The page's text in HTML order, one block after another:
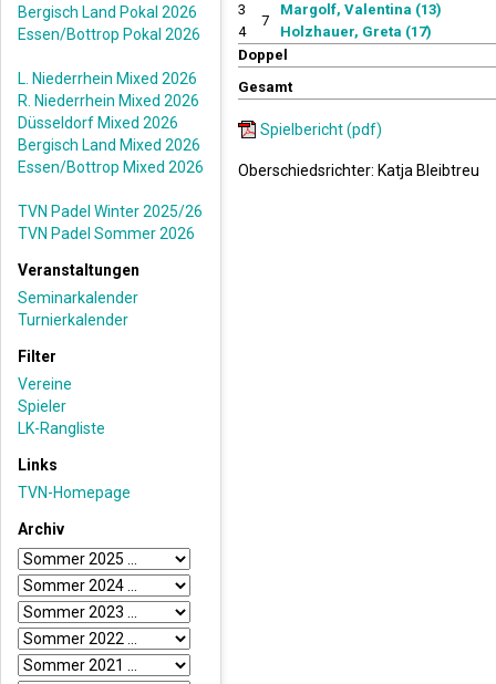
Bergisch Land Pokal 2026
Essen/Bottrop Pokal 2026
L. Niederrhein Mixed 2026
R. Niederrhein Mixed 2026
Düsseldorf Mixed 2026
Bergisch Land Mixed 2026
Essen/Bottrop Mixed 2026
TVN Padel Winter 2025/26
TVN Padel Sommer 2026
Veranstaltungen
Seminarkalender
Turnierkalender
Filter
Vereine
Spieler
LK-Rangliste
Links
TVN-Homepage
Archiv
3
4
7
Margolf, Valentina (13)
Holzhauer, Greta (17)
Doppel
Gesamt
Spielbericht (pdf)
Oberschiedsrichter: Katja Bleibtreu